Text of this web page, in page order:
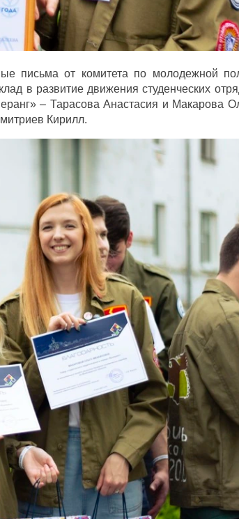
письма от комитета по молодежной
в развитие движения студенческих
– Тарасова Анастасия и Макарова
Кирилл.